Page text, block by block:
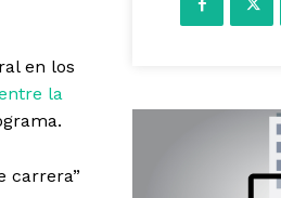
en los
la
carrera”